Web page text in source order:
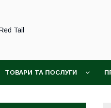
Tail
ТОВАРИ ТА ПОСЛУГИ